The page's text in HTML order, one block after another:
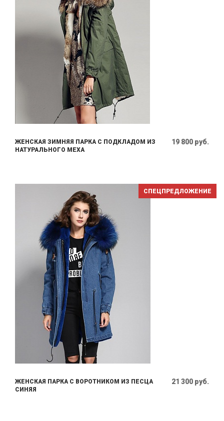
ЖЕНСКАЯ ЗИМНЯЯ ПАРКА С ПОДКЛАДОМ ИЗ
НАТУРАЛЬНОГО МЕХА
19 800 руб.
СПЕЦПРЕДЛОЖЕНИЕ
ЖЕНСКАЯ ПАРКА С ВОРОТНИКОМ ИЗ ПЕСЦА
СИНЯЯ
21 300 руб.